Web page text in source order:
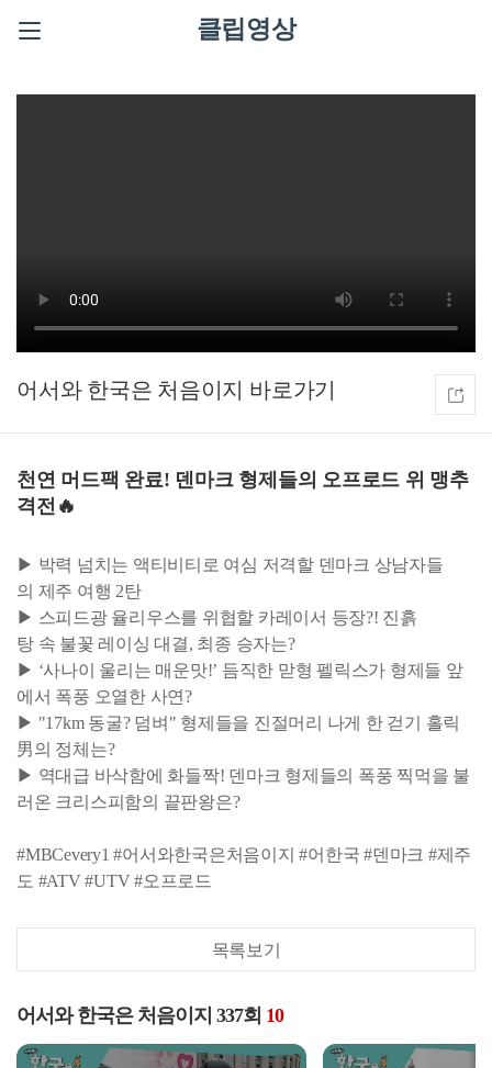
클립영상
어서와 한국은 처음이지
천연 머드팩 완료! 덴마크 형제들의 오프로드 위 맹추
격전🔥
▶ 박력 넘치는 액티비티로 여심 저격할 덴마크 상남자들
의 제주 여행 2탄
▶ 스피드광 율리우스를 위협할 카레이서 등장?! 진흙
탕 속 불꽃 레이싱 대결, 최종 승자는?
▶ ‘사나이 울리는 매운맛!’ 듬직한 맏형 펠릭스가 형제들 앞
에서 폭풍 오열한 사연?
▶ "17km 동굴? 덤벼" 형제들을 진절머리 나게 한 걷기 홀릭
男의 정체는?
▶ 역대급 바삭함에 화들짝! 덴마크 형제들의 폭풍 찍먹을 불
러온 크리스피함의 끝판왕은?
#MBCevery1 #어서와한국은처음이지 #어한국 #덴마크 #제주
도 #ATV #UTV #오프로드
목록보기
어서와 한국은 처음이지 337회 10